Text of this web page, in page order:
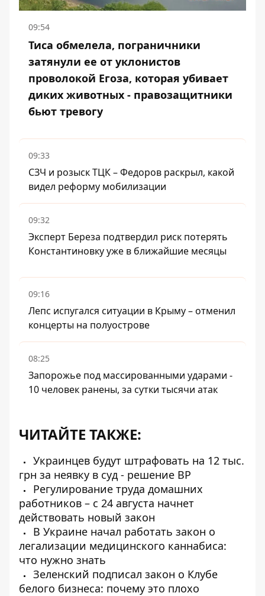
09:54
Тиса обмелела, пограничники
затянули ее от уклонистов
проволокой Егоза, которая убивает
диких животных - правозащитники
бьют тревогу
09:33
СЗЧ и розыск ТЦК – Федоров раскрыл, какой
видел реформу мобилизации
09:32
Эксперт Береза ​​подтвердил риск потерять
Константиновку уже в ближайшие месяцы
09:16
Лепс испугался ситуации в Крыму – отменил
концерты на полуострове
08:25
Запорожье под массированными ударами -
10 человек ранены, за сутки тысячи атак
ЧИТАЙТЕ ТАКЖЕ:
Украинцев будут штрафовать на 12 тыс.
грн за неявку в суд - решение ВР
Регулирование труда домашних
работников – с 24 августа начнет
действовать новый закон
В Украине начал работать закон о
легализации медицинского каннабиса:
что нужно знать
Зеленский подписал закон о Клубе
белого бизнеса: почему это плохо